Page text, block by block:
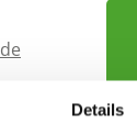
Details